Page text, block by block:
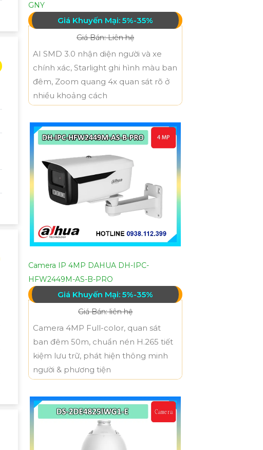
GNY
Giá Khuyến Mại: 5%-35%
Giá Bán: Liên hệ
AI SMD 3.0 nhận diện người và xe
chính xác, Starlight ghi hình màu ban
đêm, Zoom quang 4x quan sát rõ ở
nhiều khoảng cách
Camera IP 4MP DAHUA DH-IPC-
HFW2449M-AS-B-PRO
Giá Khuyến Mại: 5%-35%
Giá Bán: liên hệ
Camera 4MP Full-color, quan sát
ban đêm 50m, chuẩn nén H.265 tiết
kiệm lưu trữ, phát hiện thông minh
người & phương tiện